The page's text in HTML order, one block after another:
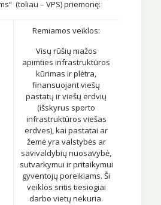
(toliau – VPS) priemonę:
Remiamos veiklos:
Visų rūšių mažos
apimties infrastruktūros
kūrimas ir plėtra,
finansuojant viešų
pastatų ir viešų erdvių
(išskyrus sporto
infrastruktūros viešas
erdves), kai pastatai ar
žemė yra valstybės ar
savivaldybių nuosavybė,
sutvarkymui ir pritaikymui
gyventojų poreikiams. Ši
veiklos sritis tiesiogiai
darbo vietų nekuria.